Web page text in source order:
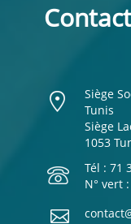
Siège
Tunis
Siège
1053
Tél : 71
N° vert